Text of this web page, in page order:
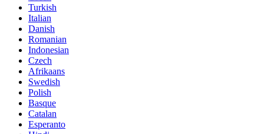
Turkish
Italian
Danish
Romanian
Indonesian
Czech
Afrikaans
Swedish
Polish
Basque
Catalan
Esperanto